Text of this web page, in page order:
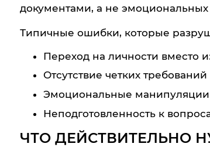
документами, а не
Типичные ошибки, которые
Переход на личности вместо
Отсутствие четких
Эмоциональные
Неподготовленность к
ЧТО ДЕЙСТВИТЕЛЬНО